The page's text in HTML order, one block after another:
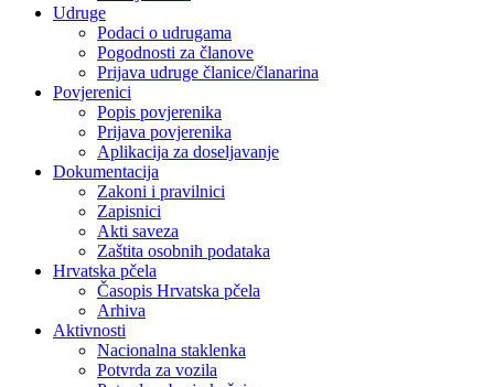
Udruge
Podaci o udrugama
Pogodnosti za članove
Prijava udruge članice/članarina
Povjerenici
Popis povjerenika
Prijava povjerenika
Aplikacija za doseljavanje
Dokumentacija
Zakoni i pravilnici
Zapisnici
Akti saveza
Zaštita osobnih podataka
Hrvatska pčela
Časopis Hrvatska pčela
Arhiva
Aktivnosti
Nacionalna staklenka
Potvrda za vozila